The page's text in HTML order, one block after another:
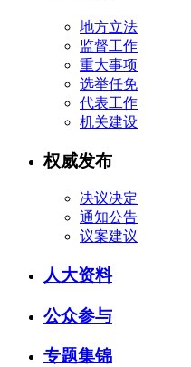
地方立法
监督工作
重大事项
选举任免
代表工作
机关建设
权威发布
决议决定
通知公告
议案建议
人大资料
公众参与
专题集锦